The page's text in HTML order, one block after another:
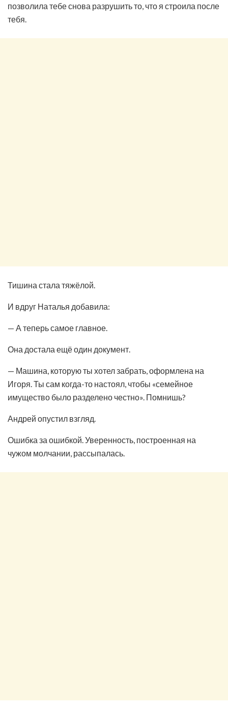
позволила тебе снова разрушить то, что я строила после
тебя.
Тишина стала тяжёлой.
И вдруг Наталья добавила:
— А теперь самое главное.
Она достала ещё один документ.
— Машина, которую ты хотел забрать, оформлена на
Игоря. Ты сам когда-то настоял, чтобы «семейное
имущество было разделено честно». Помнишь?
Андрей опустил взгляд.
Ошибка за ошибкой. Уверенность, построенная на
чужом молчании, рассыпалась.